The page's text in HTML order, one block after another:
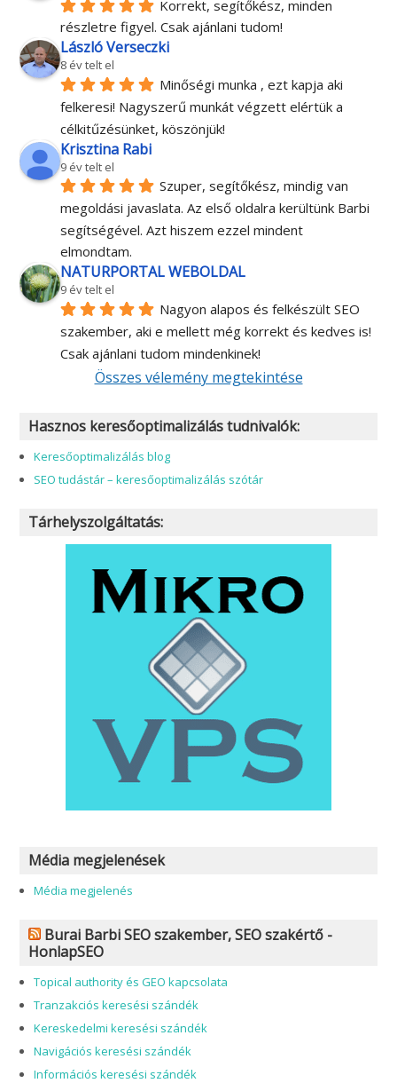
Korrekt, segítőkész, minden
részletre figyel. Csak ajánlani tudom!
László Verseczki
8 év telt el
Minőségi munka , ezt kapja aki
felkeresi! Nagyszerű munkát végzett elértük a
célkitűzésünket, köszönjük!
Krisztina Rabi
9 év telt el
Szuper, segítőkész, mindig van
megoldási javaslata. Az első oldalra kerültünk Barbi
segítségével. Azt hiszem ezzel mindent
elmondtam.
NATURPORTAL WEBOLDAL
9 év telt el
Nagyon alapos és felkészült SEO
szakember, aki e mellett még korrekt és kedves is!
Csak ajánlani tudom mindenkinek!
Összes vélemény megtekintése
Hasznos keresőoptimalizálás tudnivalók:
Keresőoptimalizálás blog
SEO tudástár – keresőoptimalizálás szótár
Tárhelyszolgáltatás:
Média megjelenések
Média megjelenés
Burai Barbi SEO szakember, SEO szakértő -
HonlapSEO
Topical authority és GEO kapcsolata
Tranzakciós keresési szándék
Kereskedelmi keresési szándék
Navigációs keresési szándék
Információs keresési szándék